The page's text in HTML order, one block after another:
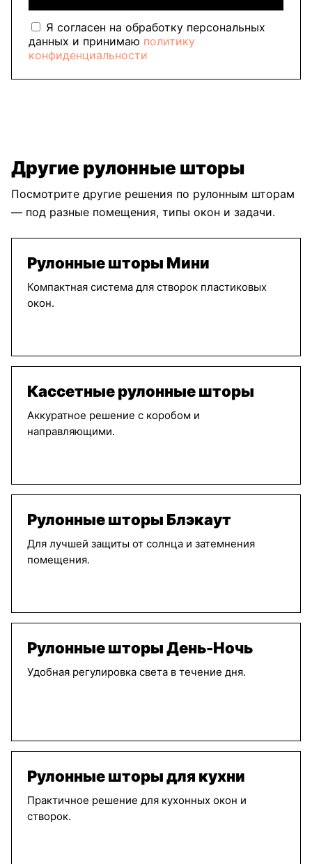
Я согласен на обработку персональных
данных и принимаю политику
конфиденциальности
Другие рулонные шторы
Посмотрите другие решения по рулонным шторам
— под разные помещения, типы окон и задачи.
Рулонные шторы Мини
Компактная система для створок пластиковых
окон.
Кассетные рулонные шторы
Аккуратное решение с коробом и
направляющими.
Рулонные шторы Блэкаут
Для лучшей защиты от солнца и затемнения
помещения.
Рулонные шторы День-Ночь
Удобная регулировка света в течение дня.
Рулонные шторы для кухни
Практичное решение для кухонных окон и
створок.